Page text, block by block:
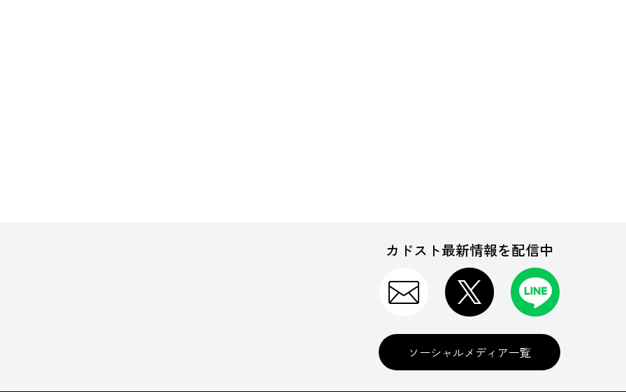
カドスト最新情報を配信中
ソーシャルメディア一覧